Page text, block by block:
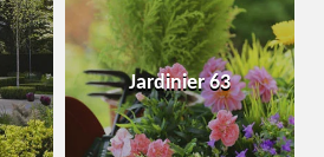
Jardinier 63